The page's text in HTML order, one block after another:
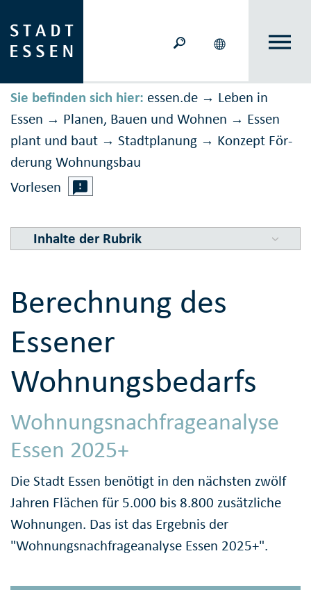
Sie befinden sich hier: essen.de → Leben in
Essen → Planen, Bauen und Wohnen → Essen
plant und baut → Stadtplanung → Konzept För­
derung Wohn­ungs­bau
Vorlesen
Inhalte der Rubrik
Berechnung des
Essener
Wohnungsbedarfs
Wohnungsnachfrageanalyse
Essen 2025+
Die Stadt Essen benötigt in den nächsten zwölf
Jahren Flächen für 5.000 bis 8.800 zusätzliche
Wohnungen. Das ist das Ergebnis der
"Wohnungsnachfrageanalyse Essen 2025+".